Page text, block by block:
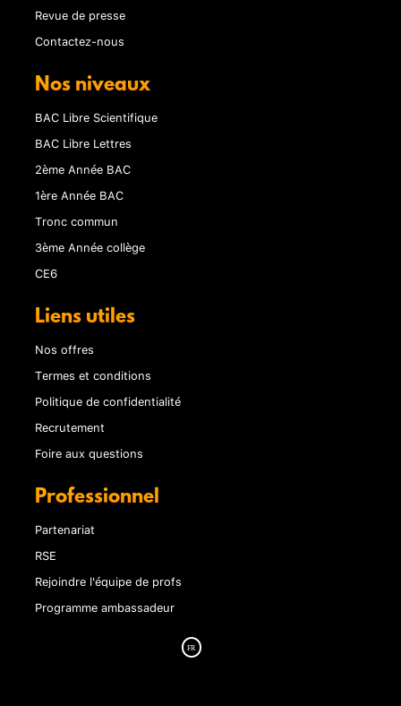
Revue de presse
Contactez-nous
Nos niveaux
BAC Libre Scientifique
BAC Libre Lettres
2ème Année BAC
1ère Année BAC
Tronc commun
3ème Année collège
CE6
Liens utiles
Nos offres
Termes et conditions
Politique de confidentialité
Recrutement
Foire aux questions
Professionnel
Partenariat
RSE
Rejoindre l'équipe de profs
Programme ambassadeur